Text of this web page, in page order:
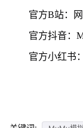
官方B站：
官方抖音：
官方小红书